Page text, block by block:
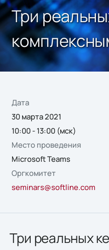
Три
Дата
30 марта 2021
10:00 - 13:00 (мск)
Место проведения
Microsoft Teams
Оргкомитет
seminars@softline.com
Три реальных